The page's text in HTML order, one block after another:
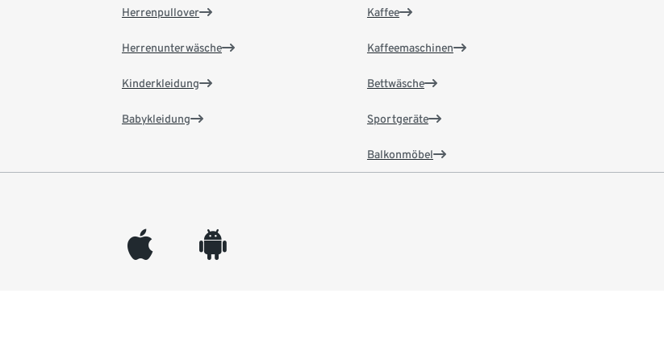
Herrenpullover
Herrenunterwäsche
Kinderkleidung
Babykleidung
Kaffee
Kaffeemaschinen
Bettwäsche
Sportgeräte
Balkonmöbel
appleinc android